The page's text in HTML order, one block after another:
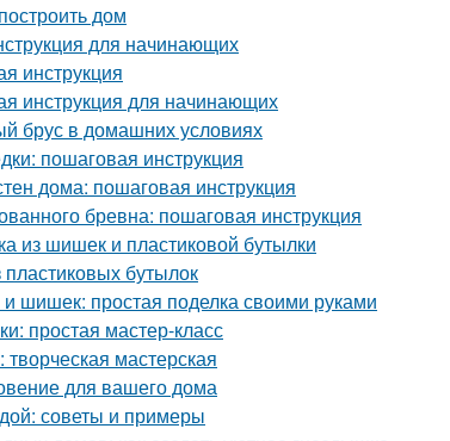
дом
для начинающих
инструкция
инструкция для начинающих
брус в домашних условиях
пошаговая инструкция
дома: пошаговая инструкция
бревна: пошаговая инструкция
из шишек и пластиковой бутылки
пластиковых бутылок
и шишек: простая поделка своими руками
простая мастер-класс
мастерская
для вашего дома
советы и примеры